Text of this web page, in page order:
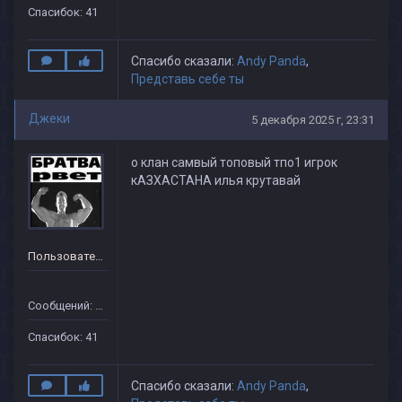
Спасибок: 41
Спасибо сказали: Andy Panda,
Представь себе ты
Джеки 5 декабря 2025 г, 23:31
Пользователь
Сообщений: 34
Спасибок: 41
о клан самвый топовый тпо1 игрок
кАЗХАСТАНА илья крутавай
Спасибо сказали: Andy Panda,